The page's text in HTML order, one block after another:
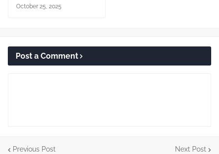
October 25, 2025
Post a Comment
Previous Post Next Post